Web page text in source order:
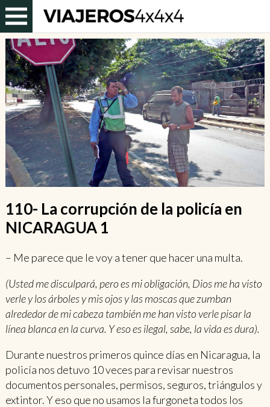
110- La corrupción de la policía en
NICARAGUA 1
– Me parece que le voy a tener que hacer una multa.
(Usted me disculpará, pero es mi obligación, Dios me ha visto
verle y los árboles y mis ojos y las moscas que zumban
alrededor de mi cabeza también me han visto verle pisar la
línea blanca en la curva. Y eso es ilegal, sabe, la vida es dura).
Durante nuestros primeros quince días en Nicaragua, la
policía nos detuvo 10 veces para revisar nuestros
documentos personales, permisos, seguros, triángulos y
extintor. Y eso que no usamos la furgoneta todos los